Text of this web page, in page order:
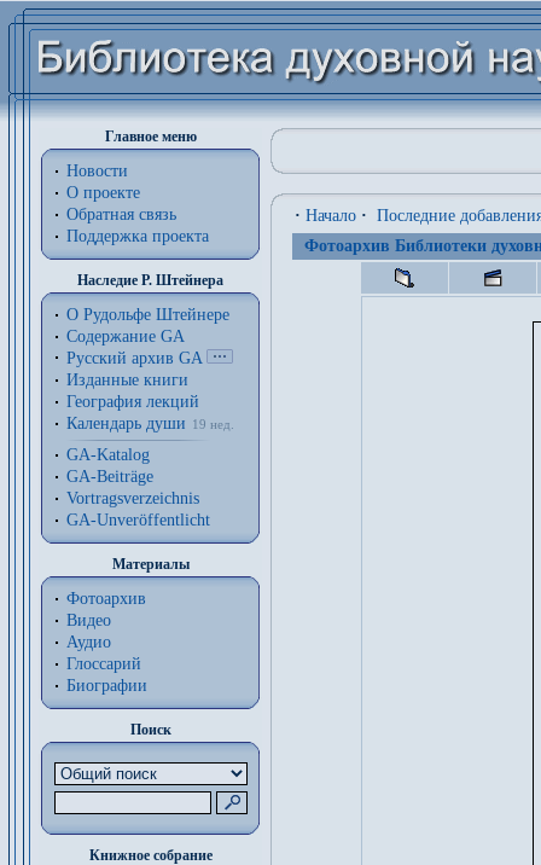
Главное меню
Новости
О проекте
Обратная связь
Поддержка проекта
Наследие Р. Штейнера
О Рудольфе Штейнере
Содержание GA
Русский архив GA
Изданные книги
География лекций
Календарь души
19 нед.
GA-Katalog
GA-Beiträge
Vortragsverzeichnis
GA-Unveröffentlicht
Материалы
Фотоархив
Видео
Аудио
Глоссарий
Биографии
Поиск
Книжное собрание
· Начало · Последние
Фотоархив Библиотеки